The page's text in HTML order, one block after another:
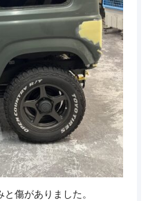
傷がありました。